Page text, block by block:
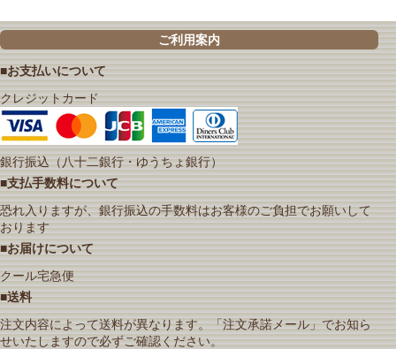
ご利用案内
■お支払いについて
クレジットカード
銀行振込（八十二銀行・ゆうちょ銀行）
■支払手数料について
恐れ入りますが、銀行振込の手数料はお客様のご負担でお願いして
おります
■お届けについて
クール宅急便
■送料
注文内容によって送料が異なります。「注文承諾メール」でお知ら
せいたしますので必ずご確認ください。